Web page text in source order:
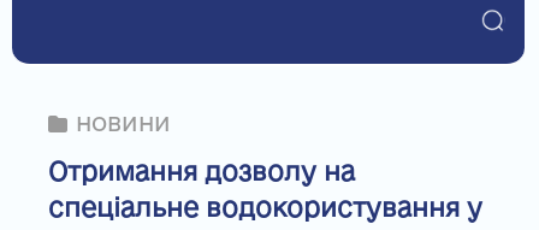
НОВИНИ
Отримання дозволу на
спеціальне водокористування у